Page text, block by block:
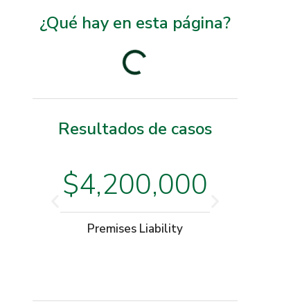
¿Qué hay en esta página?
Resultados de casos
$4,200,000
Premises Liability